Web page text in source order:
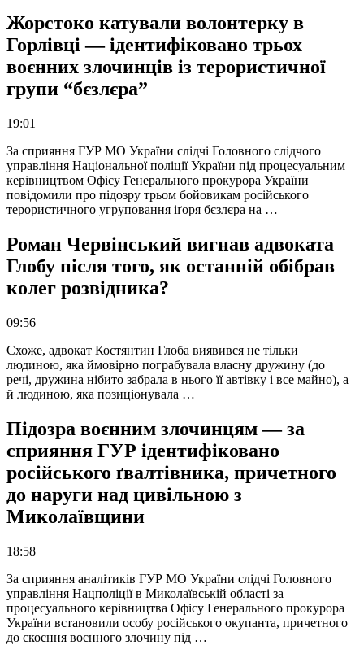
Жорстоко катували волонтерку в
Горлівці — ідентифіковано трьох
воєнних злочинців із терористичної
групи “бєзлєра”
19:01
За сприяння ГУР МО України слідчі Головного слідчого
управління Національної поліції України під процесуальним
керівництвом Офісу Генерального прокурора України
повідомили про підозру трьом бойовикам російського
терористичного угруповання іґоря бєзлєра на …
Роман Червінський вигнав адвоката
Глобу після того, як останній обібрав
колег розвідника?
09:56
Схоже, адвокат Костянтин Глоба виявився не тільки
людиною, яка ймовірно пограбувала власну дружину (до
речі, дружина нібито забрала в нього її автівку і все майно), а
й людиною, яка позиціонувала …
Підозра воєнним злочинцям — за
сприяння ГУР ідентифіковано
російського ґвалтівника, причетного
до наруги над цивільною з
Миколаївщини
18:58
За сприяння аналітиків ГУР МО України слідчі Головного
управління Нацполіції в Миколаївській області за
процесуального керівництва Офісу Генерального прокурора
України встановили особу російського окупанта, причетного
до скоєння воєнного злочину під …